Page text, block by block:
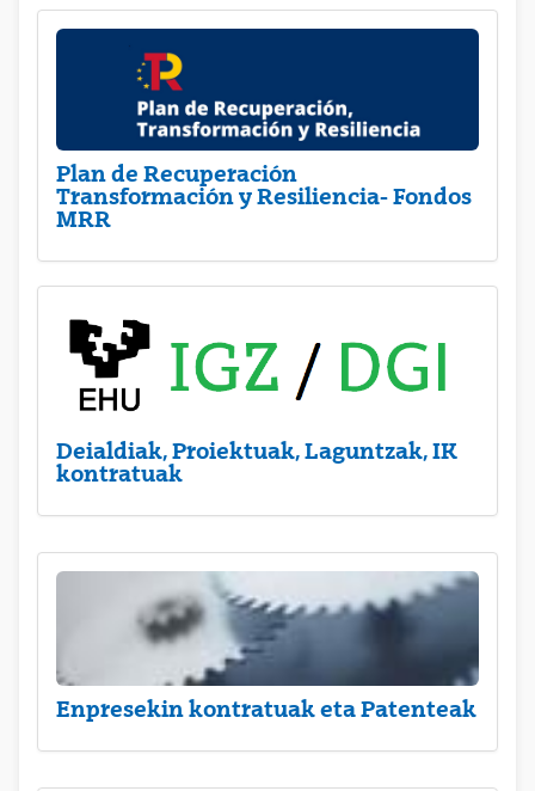
Plan de Recuperación
Transformación y Resiliencia- Fondos
MRR
Deialdiak, Proiektuak, Laguntzak, IK
kontratuak
Enpresekin kontratuak eta Patenteak